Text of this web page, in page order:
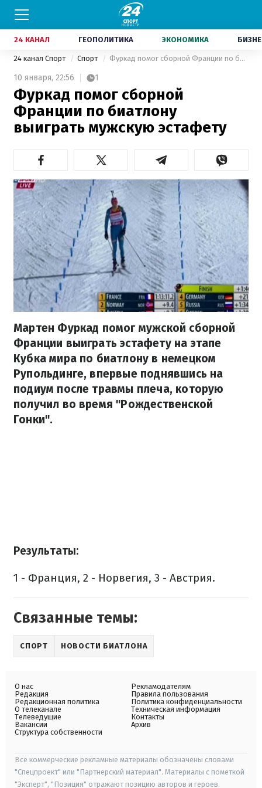
24 КАНАЛ ГЕОПОЛИТИКА ЭКОНОМИКА
24 канал Спорт Спорт Фуркад помог сборной Франции по биатлону выиграть мужскую эстафету
10 января, 22:56 1
Фуркад помог сборной
Франции по биатлону
выиграть мужскую эстафету
Мартен Фуркад помог мужской сборной
Франции выиграть эстафету на этапе
Кубка мира по биатлону в немецком
Рупольдинге, впервые поднявшись на
подиум после травмы плеча, которую
получил во время "Рождественской
Гонки".
Результаты:
1 - Франция, 2 - Норвегия, 3 - Австрия.
Связанные темы:
СПОРТ НОВОСТИ БИАТЛОНА
О нас
Редакция
Редакционная политика
О телеканале
Телеведущие
Вакансии
Структура собственности
Рекламодателям
Правила пользования
Политика конфиденциальности
Техническая информация
Контакты
Архив
Все коммерческие рекламные материалы обозначены словами
"Спецпроект" или "Партнерский материал". Материалы с пометкой
"Эксперт", "Позиция" отражают позицию авторов и героев.